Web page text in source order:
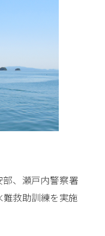
、瀬戸内警察署
救助訓練を実施